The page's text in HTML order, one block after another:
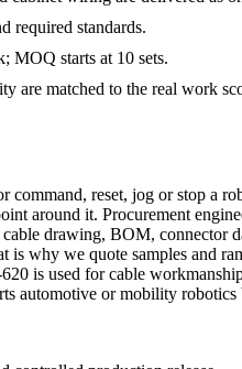
required standards.
MOQ starts at 10 sets.
are matched to the real work
reset, jog or stop a
around it. Procurement
drawing, BOM, connector
why we quote samples and
is used for cable
automotive or mobility